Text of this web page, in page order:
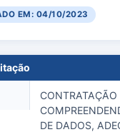
EM: 04/10/2023
DE DADOS,